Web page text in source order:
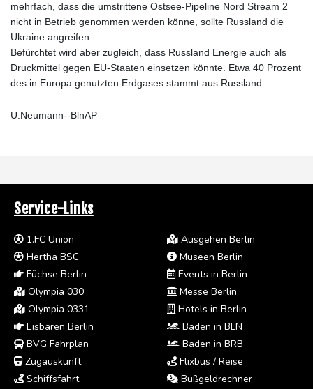
mehrfach, dass die umstrittene Ostsee-Pipeline Nord Stream 2
nicht in Betrieb genommen werden könne, sollte Russland die
Ukraine angreifen.
Befürchtet wird aber zugleich, dass Russland Energie auch als
Druckmittel gegen EU-Staaten einsetzen könnte. Etwa 40 Prozent
des in Europa genutzten Erdgases stammt aus Russland.
U.Neumann--BlnAP
Service-Links
1.FC Union
Hertha BSC
Füchse Berlin
Olympia 030
Olympia 0331
Eisbären Berlin
BVG Fahrplan
Zugauskunft
Schiffsfahrt
Ausgehen Berlin
Museen Berlin
Events in Berlin
Messe Berlin
Hotels in Berlin
Baden in BLN
Baden in BRB
Flixbus / Reise
Bußgeldrechner